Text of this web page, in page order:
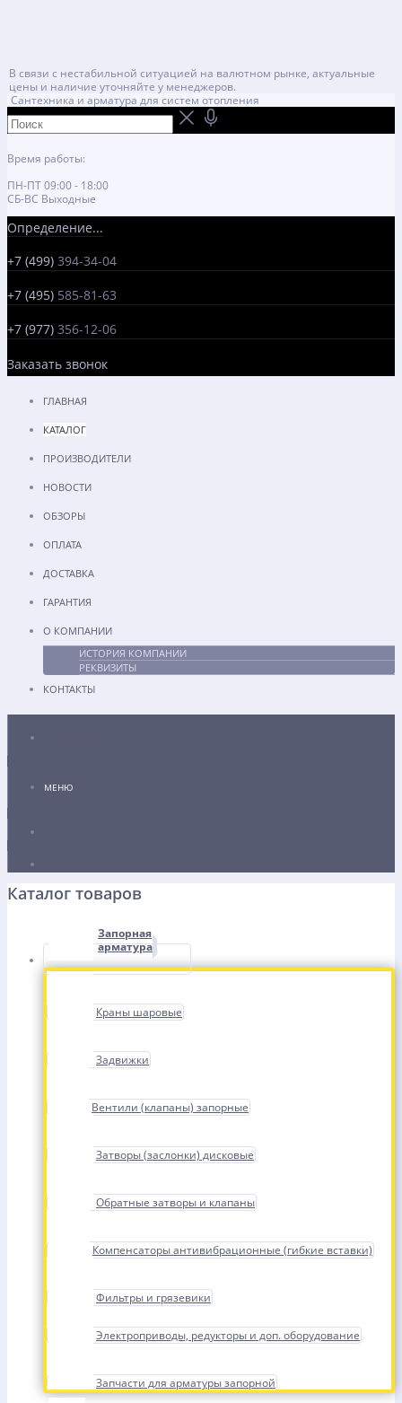
В связи с нестабильной ситуацией на валютном рынке, актуальные
цены и наличие уточняйте у менеджеров.
Сантехника и арматура для систем отопления
Время работы:
ПН-ПТ 09:00 - 18:00
СБ-ВС Выходные
Определение...
+7 (499) 394-34-04
+7 (495) 585-81-63
+7 (977) 356-12-06
Заказать звонок
ГЛАВНАЯ
КАТАЛОГ
ПРОИЗВОДИТЕЛИ
НОВОСТИ
ОБЗОРЫ
ОПЛАТА
ДОСТАВКА
ГАРАНТИЯ
О КОМПАНИИ
ИСТОРИЯ КОМПАНИИ
РЕКВИЗИТЫ
КОНТАКТЫ
МЕНЮ
Каталог товаров
Запорная
арматура
Краны шаровые
Задвижки
Вентили (клапаны) запорные
Затворы (заслонки) дисковые
Обратные затворы и клапаны
Компенсаторы антивибрационные (гибкие вставки)
Фильтры и грязевики
Электроприводы, редукторы и доп. оборудование
Запчасти для арматуры запорной